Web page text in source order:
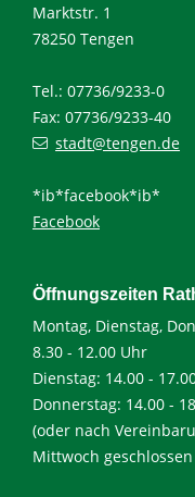
Marktstr. 1
78250 Tengen
Tel.: 07736/9233-0
Fax: 07736/9233-40
stadt@tengen.de
*ib*facebook*ib*
Facebook
Öffnungszeiten
Montag, Dienstag,
8.30 - 12.00 Uhr
Dienstag: 14.00 -
Donnerstag: 14.00 -
(oder nach
Mittwoch geschlossen